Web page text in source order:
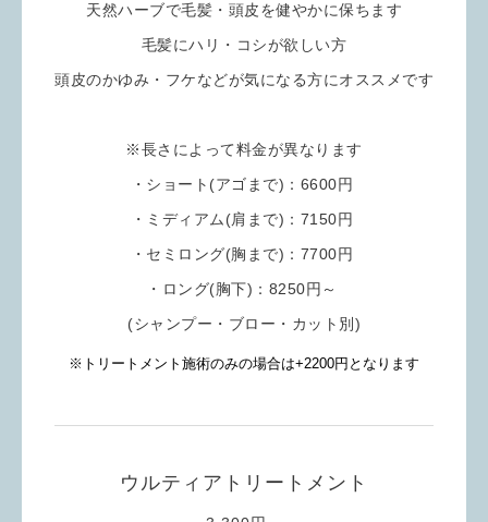
天然ハーブで毛髪・頭皮を健やかに保ちます
毛髪にハリ・コシが欲しい方
頭皮のかゆみ・フケなどが気になる方にオススメです
※長さによって料金が異なります
・ショート(アゴまで)：6600円
・ミディアム(肩まで)：7150円
・セミロング(胸まで)：7700円
・ロング(胸下)：8250円～
(シャンプー・ブロー・ カット別 )
※トリートメント施術のみの場合は+2200円となります
ウルティアトリートメント